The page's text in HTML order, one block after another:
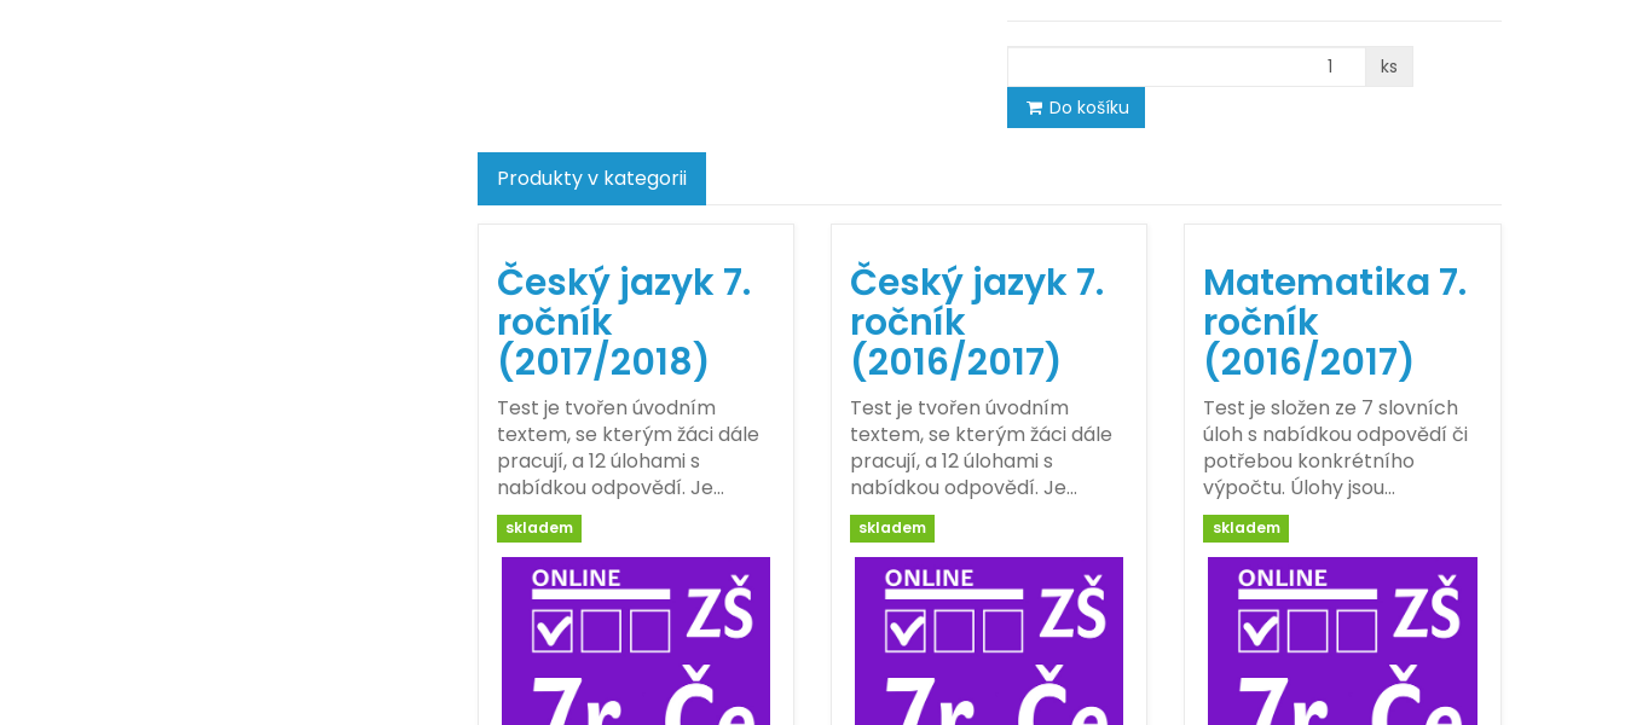
ks
Do košíku
Produkty v kategorii
Český jazyk 7.
ročník
(2017/2018)
Test je tvořen úvodním
textem, se kterým žáci dále
pracují, a 12 úlohami s
nabídkou odpovědí. Je…
skladem
Český jazyk 7.
ročník
(2016/2017)
Test je tvořen úvodním
textem, se kterým žáci dále
pracují, a 12 úlohami s
nabídkou odpovědí. Je…
skladem
Matematika 7.
ročník
(2016/2017)
Test je složen ze 7 slovních
úloh s nabídkou odpovědí či
potřebou konkrétního
výpočtu. Úlohy jsou…
skladem